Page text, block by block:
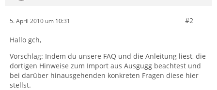
5. April 2010 um 10:31 #2
Hallo gch,
Vorschlag: Indem du unsere FAQ und die Anleitung liest, die
dortigen Hinweise zum Import aus Ausgugg beachtest und
bei darüber hinausgehenden konkreten Fragen diese hier
stellst.